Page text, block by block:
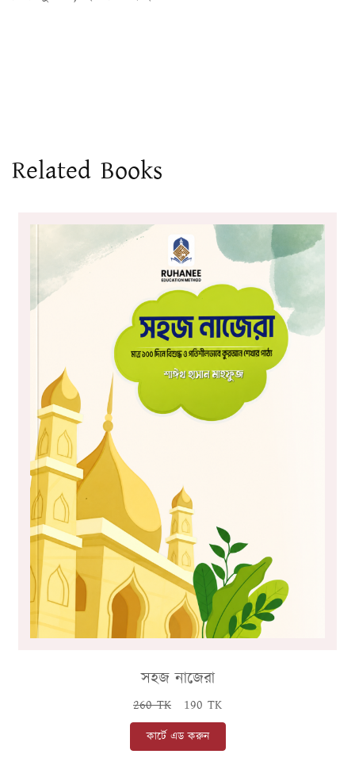
Related Books
সহজ নাজেরা
260 TK 190 TK
কার্টে এড করুন